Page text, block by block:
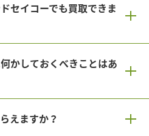
セイコーでも買取できま
かしておくべきことはあ
えますか？